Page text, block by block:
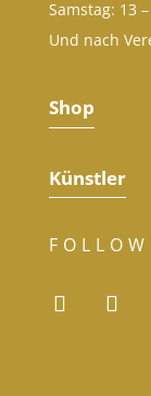
Samstag: 13
Und nach
Shop
Künstler
FOLLOW